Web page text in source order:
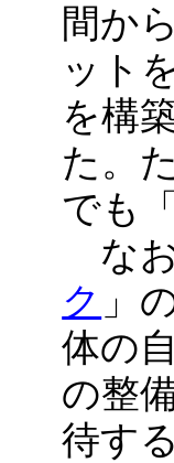
間か
ット
を構
た。
でも
なお
ク 」
体の
の整
待す